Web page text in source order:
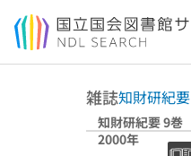
本文へ移動
雑誌知財研紀要
知財研紀要 9巻
2000年